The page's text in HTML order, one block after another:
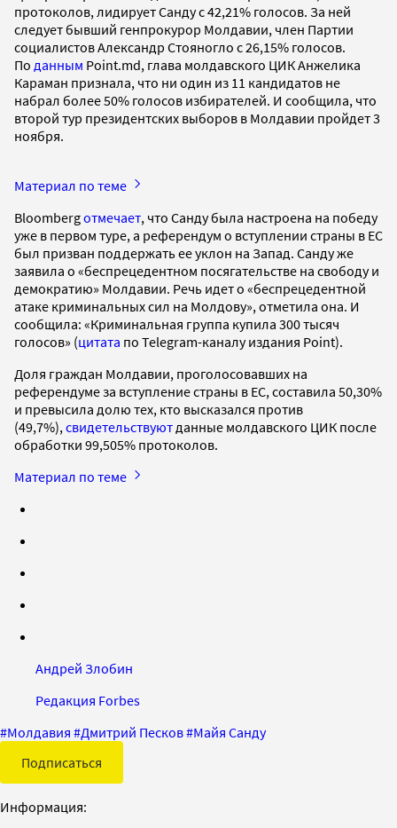
протоколов, лидирует Санду с 42,21% голосов. За ней
следует бывший генпрокурор Молдавии, член Партии
социалистов Александр Стояногло с 26,15% голосов.
По данным Point.md, глава молдавского ЦИК Анжелика
Караман признала, что ни один из 11 кандидатов не
набрал более 50% голосов избирателей. И сообщила, что
второй тур президентских выборов в Молдавии пройдет 3
ноября.
Материал по теме
Bloombergотмечает, что Санду была настроена на победу
уже в первом туре, а референдум о вступлении страны в ЕС
был призван поддержать ее уклон на Запад. Санду же
заявила о «беспрецедентном посягательстве на свободу и
демократию» Молдавии. Речь идет о «беспрецедентной
атаке криминальных сил на Молдову», отметила она. И
сообщила: «Криминальная группа купила 300 тысяч
голосов» (цитата по Telegram-каналу издания Point).
Доля граждан Молдавии, проголосовавших на
референдуме за вступление страны в ЕС, составила 50,30%
и превысила долю тех, кто высказался против
(49,7%), свидетельствуют данные молдавского ЦИК после
обработки 99,505% протоколов.
Материал по теме
Андрей Злобин
Редакция Forbes
#Молдавия #Дмитрий Песков#Майя Санду
Подписаться
Информация: